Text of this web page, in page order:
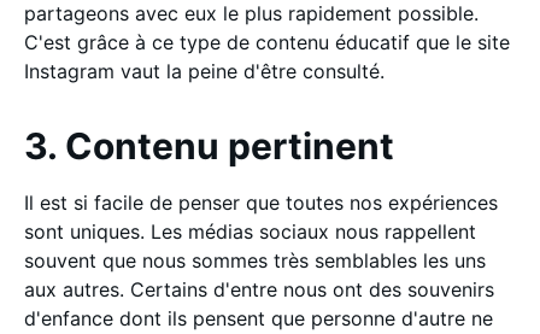
partageons avec eux le plus rapidement possible.
C'est grâce à ce type de contenu éducatif que le site
Instagram vaut la peine d'être consulté.
3. Contenu pertinent
Il est si facile de penser que toutes nos expériences
sont uniques. Les médias sociaux nous rappellent
souvent que nous sommes très semblables les uns
aux autres. Certains d'entre nous ont des souvenirs
d'enfance dont ils pensent que personne d'autre ne